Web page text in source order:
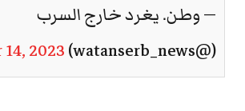
— وطن. يغرد خارج السرب
(@watanserb_news)
2023